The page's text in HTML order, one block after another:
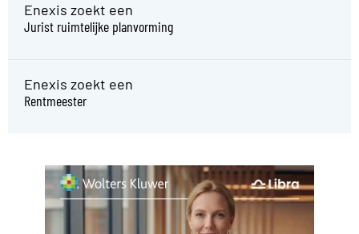
Enexis zoekt een
Jurist ruimtelijke planvorming
Enexis zoekt een
Rentmeester